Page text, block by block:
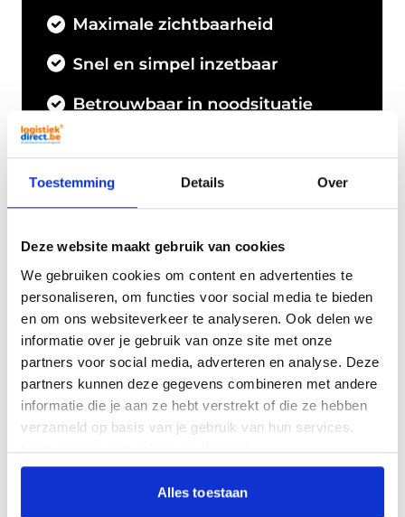
Toestemming Details Over
Deze website maakt gebruik van cookies
We gebruiken cookies om content en advertenties te
personaliseren, om functies voor social media te bieden
en om ons websiteverkeer te analyseren. Ook delen we
informatie over je gebruik van onze site met onze
partners voor social media, adverteren en analyse. Deze
partners kunnen deze gegevens combineren met andere
informatie die je aan ze hebt verstrekt of die ze hebben
verzameld op basis van je gebruik van hun services.
Lees meer in onsprivacyreglement.
Alles toestaan
Magnetische Clip Eflare 500-059
12,95